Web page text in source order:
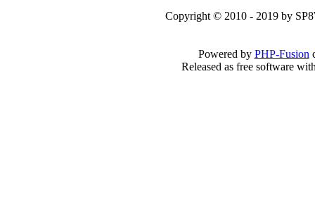
Copyright © 2010 - 2019 by
Powered by PHP-Fusion
Released as free software